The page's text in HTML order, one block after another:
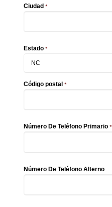
Ciudad *
Estado*
Código postal *
Número De Teléfono Primario*
Número De Teléfono Alterno